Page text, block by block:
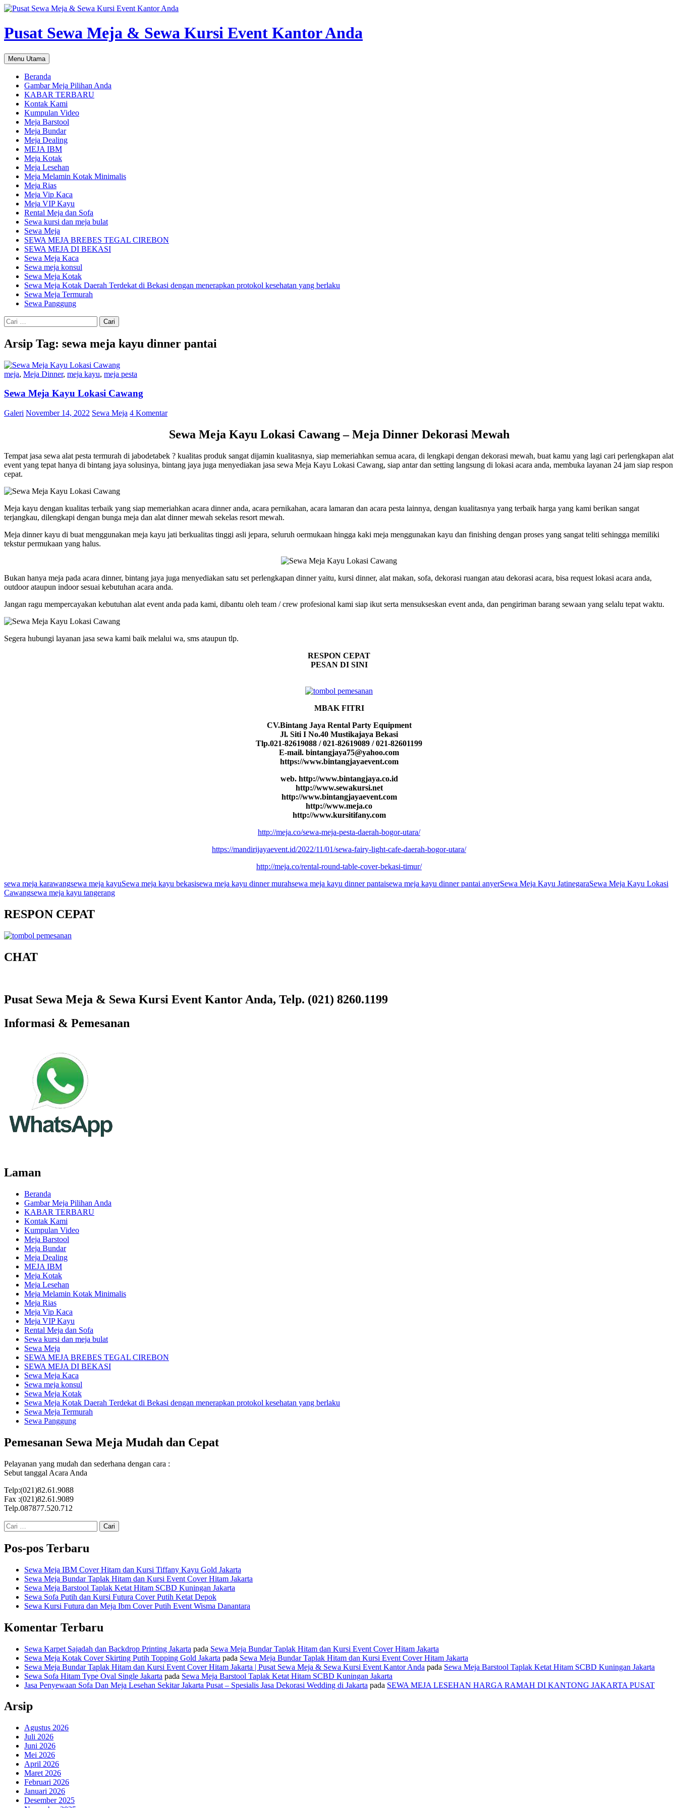
Pusat Sewa Meja & Sewa Kursi Event Kantor Anda
Cari
Menu Utama Langsung
ke
isi
Beranda
Gambar Meja Pilihan Anda
KABAR TERBARU
Kontak Kami
Kumpulan Video
Meja Barstool
Meja Bundar
Meja Dealing
MEJA IBM
Meja Kotak
Meja Lesehan
Meja Melamin Kotak Minimalis
Meja Rias
Meja Vip Kaca
Meja VIP Kayu
Rental Meja dan Sofa
Sewa kursi dan meja bulat
Sewa Meja
SEWA MEJA BREBES TEGAL CIREBON
SEWA MEJA DI BEKASI
Sewa Meja Kaca
Sewa meja konsul
Sewa Meja Kotak
Sewa Meja Kotak Daerah Terdekat di Bekasi dengan menerapkan protokol kesehatan yang berlaku
Sewa Meja Termurah
Sewa Panggung
Cari
untuk:
Arsip Tag: sewa meja kayu dinner pantai
meja, Meja Dinner, meja kayu, meja pesta
Sewa Meja Kayu Lokasi Cawang
Galeri November 14, 2022 Sewa Meja 4 Komentar
Sewa Meja Kayu Lokasi Cawang – Meja Dinner Dekorasi Mewah
Tempat jasa sewa alat pesta termurah di jabodetabek ? kualitas produk sangat dijamin kualitasnya, siap memeriahkan semua acara, di lengkapi dengan dekorasi mewah, buat kamu yang lagi cari perlengkapan alat
event yang tepat hanya di bintang jaya solusinya, bintang jaya juga menyediakan jasa sewa Meja Kayu Lokasi Cawang, siap antar dan setting langsung di lokasi acara anda, membuka layanan 24 jam siap respon
cepat.
Meja kayu dengan kualitas terbaik yang siap memeriahkan acara dinner anda, acara pernikahan, acara lamaran dan acara pesta lainnya, dengan kualitasnya yang terbaik harga yang kami berikan sangat
terjangkau, dilengkapi dengan bunga meja dan alat dinner mewah sekelas resort mewah.
Meja dinner kayu di buat menggunakan meja kayu jati berkualitas tinggi asli jepara, seluruh oermukaan hingga kaki meja menggunakan kayu dan finishing dengan proses yang sangat teliti sehingga memiliki
tekstur permukaan yang halus.
Bukan hanya meja pada acara dinner, bintang jaya juga menyediakan satu set perlengkapan dinner yaitu, kursi dinner, alat makan, sofa, dekorasi ruangan atau dekorasi acara, bisa request lokasi acara anda,
outdoor ataupun indoor sesuai kebutuhan acara anda.
Jangan ragu mempercayakan kebutuhan alat event anda pada kami, dibantu oleh team / crew profesional kami siap ikut serta mensukseskan event anda, dan pengiriman barang sewaan yang selalu tepat waktu.
Segera hubungi layanan jasa sewa kami baik melalui wa, sms ataupun tlp.
RESPON CEPAT
PESAN DI SINI
MBAK FITRI
CV.Bintang Jaya Rental Party Equipment
Jl. Siti I No.40 Mustikajaya Bekasi
Tlp.021-82619088 / 021-82619089 / 021-82601199
E-mail. bintangjaya75@yahoo.com
https://www.bintangjayaevent.com
web. http://www.bintangjaya.co.id
http://www.sewakursi.net
http://www.bintangjayaevent.com
http://www.meja.co
http://www.kursitifany.com
http://meja.co/sewa-meja-pesta-daerah-bogor-utara/
https://mandirijayaevent.id/2022/11/01/sewa-fairy-light-cafe-daerah-bogor-utara/
http://meja.co/rental-round-table-cover-bekasi-timur/
sewa meja karawangsewa meja kayuSewa meja kayu bekasisewa meja kayu dinner murahsewa meja kayu dinner pantaisewa meja kayu dinner pantai anyerSewa Meja Kayu JatinegaraSewa Meja Kayu Lokasi
Cawangsewa meja kayu tangerang
RESPON CEPAT
CHAT
Pusat Sewa Meja & Sewa Kursi Event Kantor Anda, Telp. (021) 8260.1199
Informasi & Pemesanan
Laman
Beranda
Gambar Meja Pilihan Anda
KABAR TERBARU
Kontak Kami
Kumpulan Video
Meja Barstool
Meja Bundar
Meja Dealing
MEJA IBM
Meja Kotak
Meja Lesehan
Meja Melamin Kotak Minimalis
Meja Rias
Meja Vip Kaca
Meja VIP Kayu
Rental Meja dan Sofa
Sewa kursi dan meja bulat
Sewa Meja
SEWA MEJA BREBES TEGAL CIREBON
SEWA MEJA DI BEKASI
Sewa Meja Kaca
Sewa meja konsul
Sewa Meja Kotak
Sewa Meja Kotak Daerah Terdekat di Bekasi dengan menerapkan protokol kesehatan yang berlaku
Sewa Meja Termurah
Sewa Panggung
Pemesanan Sewa Meja Mudah dan Cepat
Pelayanan yang mudah dan sederhana dengan cara :
Sebut tanggal Acara Anda
Telp:(021)82.61.9088
Fax :(021)82.61.9089
Telp.087877.520.712
Cari
untuk:
Pos-pos Terbaru
Sewa Meja IBM Cover Hitam dan Kursi Tiffany Kayu Gold Jakarta
Sewa Meja Bundar Taplak Hitam dan Kursi Event Cover Hitam Jakarta
Sewa Meja Barstool Taplak Ketat Hitam SCBD Kuningan Jakarta
Sewa Sofa Putih dan Kursi Futura Cover Putih Ketat Depok
Sewa Kursi Futura dan Meja Ibm Cover Putih Event Wisma Danantara
Komentar Terbaru
Sewa Karpet Sajadah dan Backdrop Printing Jakarta pada Sewa Meja Bundar Taplak Hitam dan Kursi Event Cover Hitam Jakarta
Sewa Meja Kotak Cover Skirting Putih Topping Gold Jakarta pada Sewa Meja Bundar Taplak Hitam dan Kursi Event Cover Hitam Jakarta
Sewa Meja Bundar Taplak Hitam dan Kursi Event Cover Hitam Jakarta | Pusat Sewa Meja & Sewa Kursi Event Kantor Anda pada Sewa Meja Barstool Taplak Ketat Hitam SCBD Kuningan Jakarta
Sewa Sofa Hitam Type Oval Single Jakarta pada Sewa Meja Barstool Taplak Ketat Hitam SCBD Kuningan Jakarta
Jasa Penyewaan Sofa Dan Meja Lesehan Sekitar Jakarta Pusat – Spesialis Jasa Dekorasi Wedding di Jakarta pada SEWA MEJA LESEHAN HARGA RAMAH DI KANTONG JAKARTA PUSAT
Arsip
Agustus 2026
Juli 2026
Juni 2026
Mei 2026
April 2026
Maret 2026
Februari 2026
Januari 2026
Desember 2025